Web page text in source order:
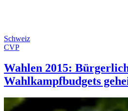
Schweiz
CVP
Wahlen 2015:
Wahlkampfbudgets